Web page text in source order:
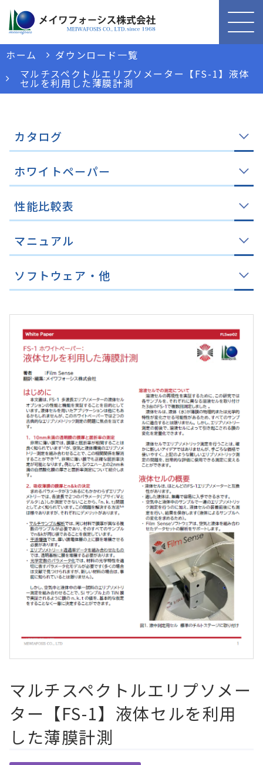
ホーム
ダウンロード一覧
マルチスペクトルエリプソメーター【FS-1】液体
セルを利用した薄膜計測
カタログ
ホワイトペーパー
性能比較表
マニュアル
ソフトウェア・他
マルチスペクトルエリプソメー
ター【FS-1】液体セルを利用
した薄膜計測